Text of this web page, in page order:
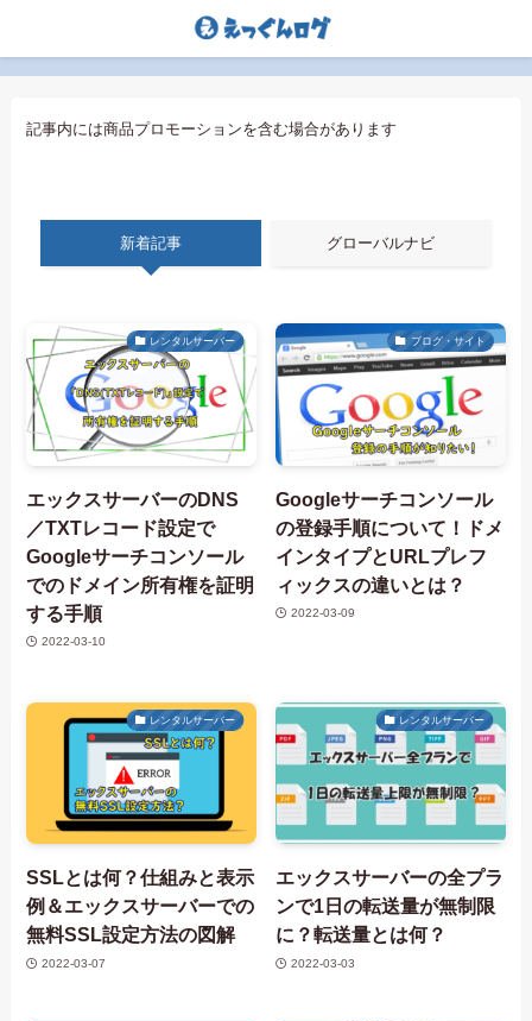
記事内には商品プロモーションを含む場合があります
新着記事 グローバルナビ
レンタルサーバー
エックスサーバーのDNS
／TXTレコード設定で
Googleサーチコンソール
でのドメイン所有権を証明
する手順
2022-03-10
ブログ・サイト
Googleサーチコンソール
の登録手順について！ドメ
インタイプとURLプレフ
ィックスの違いとは？
2022-03-09
レンタルサーバー
SSLとは何？仕組みと表示
例＆エックスサーバーでの
無料SSL設定方法の図解
2022-03-07
レンタルサーバー
エックスサーバーの全プラ
ンで1日の転送量が無制限
に？転送量とは何？
2022-03-03